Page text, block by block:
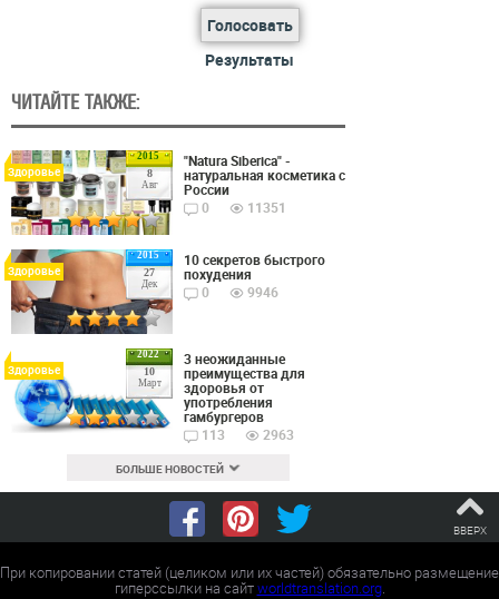
Голосовать
Результаты
ЧИТАЙТЕ ТАКЖЕ:
2015
8
Авг
Здоровье
"Natura Siberica" -
натуральная косметика с
России
0
11351
2015
27
Дек
Здоровье
10 секретов быстрого
похудения
0
9946
2022
10
Март
Здоровье
3 неожиданные
преимущества для
здоровья от
употребления
гамбургеров
113
2963
БОЛЬШЕ НОВОСТЕЙ
ВВЕРХ
При копировании статей (целиком или их частей) обязательно размещение
гиперссылки на сайтworldtranslation.org.